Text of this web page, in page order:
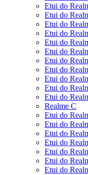
Etui do
Etui do
Etui do
Etui do
Etui do
Etui do
Etui do
Etui do
Etui do
Etui do
Etui do
Realme C
Etui do
Etui do
Etui do
Etui do
Etui do
Etui do
Etui do